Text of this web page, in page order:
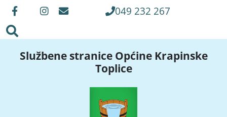
049 232 267
Službene stranice Općine Krapinske
Toplice